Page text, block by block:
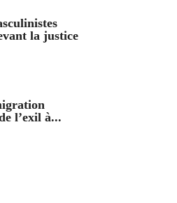
la justice
l’exil à...